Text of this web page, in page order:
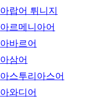
아랍어 튀니지
아르메니아어
아바르어
아삼어
아스투리아스어
아와디어